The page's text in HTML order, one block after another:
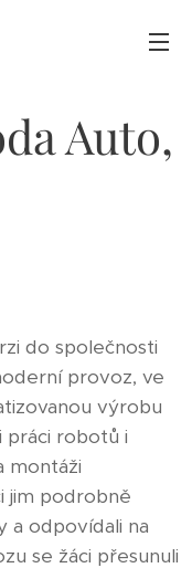
Auto,
do společnosti
provoz, ve
výrobu
práci robotů i
montáži
jim podrobně
a odpovídali na
se žáci přesunuli